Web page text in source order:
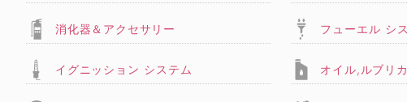
消化器＆アクセサリー フューエル シ
イグニッション システム オイル,ルブリ